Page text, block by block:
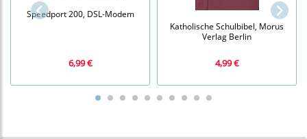
Speedport 200, DSL-Modem
6,99 €
Katholische Schulbibel, Morus
Verlag Berlin
4,99 €